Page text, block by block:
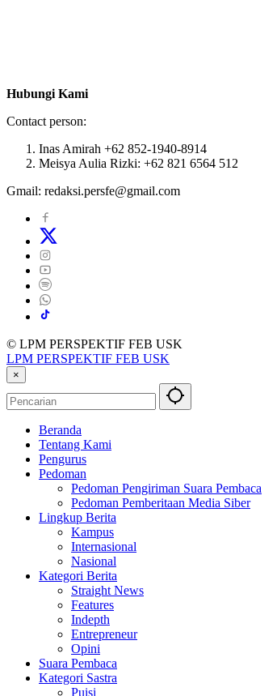
Hubungi Kami
Contact person:
Inas Amirah +62 852-1940-8914
Meisya Aulia Rizki: +62 821 6564 512
Gmail: redaksi.persfe@gmail.com
© LPM PERSPEKTIF FEB USK
LPM PERSPEKTIF FEB USK
×
Beranda
Tentang Kami
Pengurus
Pedoman
Pedoman Pengiriman Suara Pembaca
Pedoman Pemberitaan Media Siber
Lingkup Berita
Kampus
Internasional
Nasional
Kategori Berita
Straight News
Features
Indepth
Entrepreneur
Opini
Suara Pembaca
Kategori Sastra
Puisi